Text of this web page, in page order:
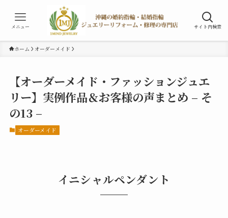
サイト内検索
メニュー
ホーム オーダーメイド
【オーダーメイド・ファッションジュエ
リー】実例作品＆お客様の声まとめ – そ
の13 –
オーダーメイド
イニシャルペンダント